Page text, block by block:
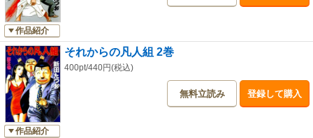
作品紹介
作品紹介
それからの凡人組 2巻
400pt/440円(税込)
無料立読み 登録して購入